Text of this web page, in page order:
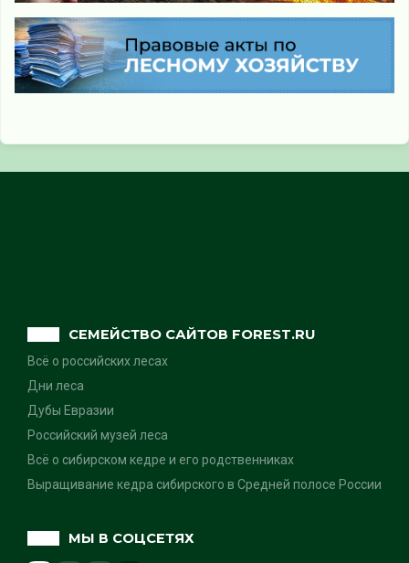
СЕМЕЙСТВО САЙТОВ FOREST.RU
Всё о российских лесах
Дни леса
Дубы Евразии
Российский музей леса
Всё о сибирском кедре и его родственниках
Выращивание кедра сибирского в Средней полосе России
МЫ В СОЦСЕТЯХ